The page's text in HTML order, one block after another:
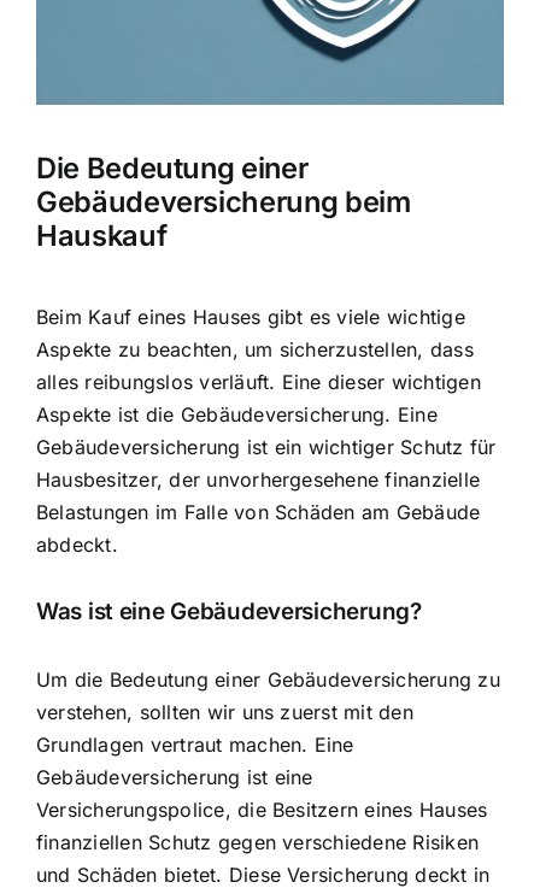
Weitere Tarifvergleiche
Hilfe und Kontakt
Die Bedeutung einer
Gebäudeversicherung beim
Hauskauf
Beim Kauf eines Hauses gibt es viele wichtige
Aspekte zu beachten, um sicherzustellen, dass
alles reibungslos verläuft. Eine dieser wichtigen
Aspekte ist die Gebäudeversicherung. Eine
Gebäudeversicherung ist ein wichtiger Schutz für
Hausbesitzer, der unvorhergesehene finanzielle
Belastungen im Falle von Schäden am Gebäude
abdeckt.
Was ist eine Gebäudeversicherung?
Um die Bedeutung einer Gebäudeversicherung zu
verstehen, sollten wir uns zuerst mit den
Grundlagen vertraut machen. Eine
Gebäudeversicherung ist eine
Versicherungspolice, die Besitzern eines Hauses
finanziellen Schutz gegen verschiedene Risiken
und Schäden bietet. Diese Versicherung deckt in